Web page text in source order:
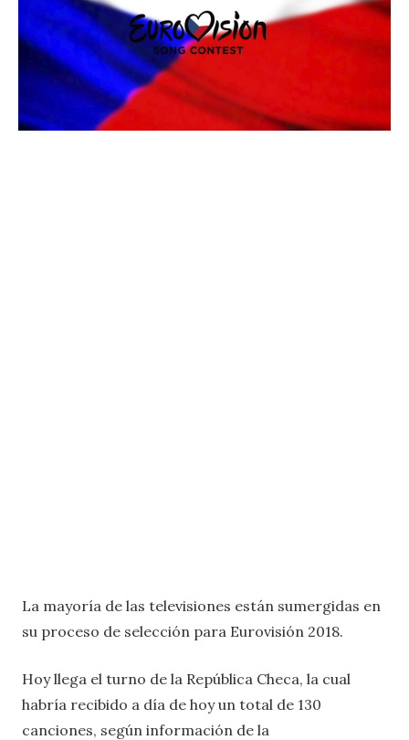
La mayoría de las televisiones están sumergidas en
su proceso de selección para Eurovisión 2018.
Hoy llega el turno de la República Checa, la cual
habría recibido a día de hoy un total de 130
canciones, según información de la